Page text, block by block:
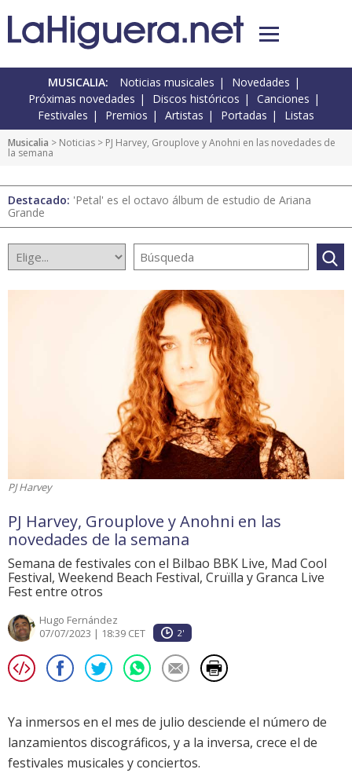
MUSICALIA: Noticias musicales
Novedades
Próximas novedades
Discos históricos
Canciones
Festivales
Premios Artistas Portadas Listas
Musicalia > Noticias > PJ Harvey, Grouplove y Anohni en las novedades de
la semana
Destacado: 'Petal' es el octavo álbum de estudio de Ariana
Grande
PJ Harvey
PJ Harvey, Grouplove y Anohni en las
novedades de la semana
Semana de festivales con el Bilbao BBK Live, Mad Cool
Festival, Weekend Beach Festival, Cruïlla y Granca Live
Fest entre otros
Hugo Fernández
07/07/2023 | 18:39 CET
2'
Ya inmersos en el mes de julio desciende el número de
lanzamientos discográficos, y a la inversa, crece el de
festivales musicales y conciertos.